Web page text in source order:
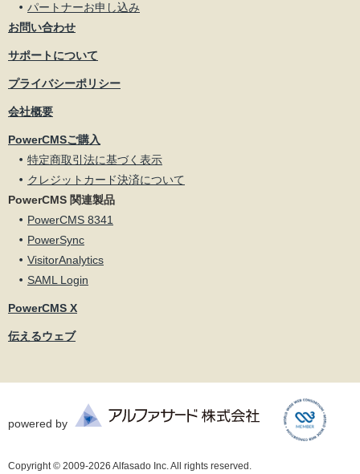
パートナーお申し込み
お問い合わせ
サポートについて
プライバシーポリシー
会社概要
PowerCMSご購入
特定商取引法に基づく表示
クレジットカード決済について
PowerCMS 関連製品
PowerCMS 8341
PowerSync
VisitorAnalytics
SAML Login
PowerCMS X
伝えるウェブ
Copyright © 2009-2026 Alfasado Inc. All rights reserved.
powered by